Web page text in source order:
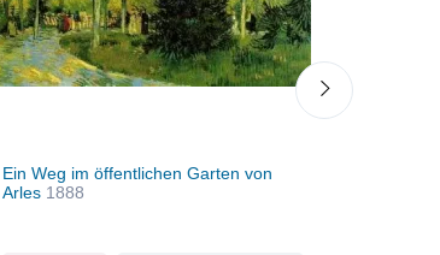
Ein Weg im öffentlichen Garten von
Arles 1888